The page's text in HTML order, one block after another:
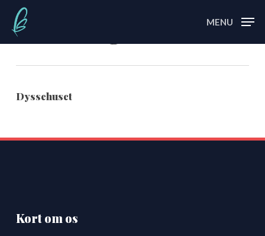
Skip
mainAflastningstilbud
Dyssehuset
Kort om os